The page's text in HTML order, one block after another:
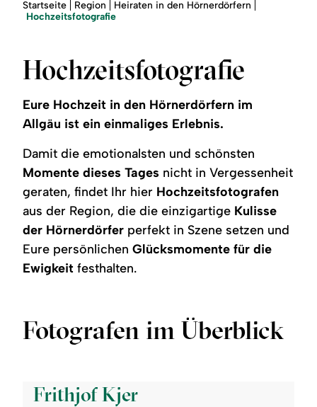
Region
Sie
sind
Startseite Region
Heiraten in den Hörnerdörfern
Hochzeitsfotografie
Hochzeitsfotografie
Eure Hochzeit in den Hörnerdörfern im
Allgäu ist ein einmaliges Erlebnis.
Damit die emotionalsten und schönsten
Momente dieses Tages nicht in Vergessenheit
geraten, findet Ihr hier Hochzeitsfotografen
aus der Region, die die einzigartige Kulisse
der Hörnerdörfer perfekt in Szene setzen und
Eure persönlichenGlücksmomente für die
Ewigkeit festhalten.
Fotografen im Überblick
Frithjof Kjer